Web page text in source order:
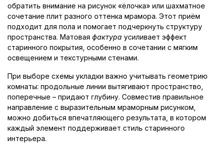
обратить внимание на рисунок «ёлочка» или шахматное
сочетание плит разного оттенка мрамора. Этот приём
подходит для пола и помогает подчеркнуть структуру
пространства. Матовая фактура усиливает эффект
старинного покрытия, особенно в сочетании с мягким
освещением и текстурными стенами.
При выборе схемы укладки важно учитывать геометрию
комнаты: продольные линии вытягивают пространство,
поперечные – придают глубину. Совместив правильное
направление с выразительным мраморным рисунком,
можно добиться впечатляющего результата, в котором
каждый элемент поддерживает стиль старинного
интерьера.